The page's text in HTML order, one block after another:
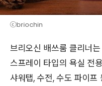
ⓒbriochin
브리오신 배쓰룸 클리너
스프레이 타입의 욕실 전
샤워탭, 수전, 수도 파이